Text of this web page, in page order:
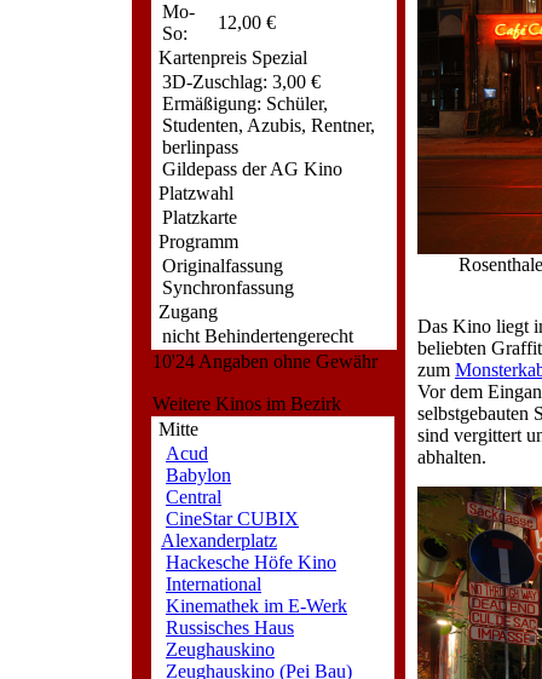
Mo-
So:
12,00 €
Kartenpreis Spezial
3D-Zuschlag: 3,00 €
Ermäßigung: Schüler,
Studenten, Azubis, Rentner,
berlinpass
Gildepass der AG Kino
Platzwahl
Platzkarte
Programm
Originalfassung
Synchronfassung
Zugang
nicht Behindertengerecht
10'24 Angaben ohne Gewähr
Weitere Kinos im Bezirk
Mitte
Acud
Babylon
Central
CineStar CUBIX
Alexanderplatz
Hackesche Höfe Kino
International
Kinemathek im E-Werk
Russisches Haus
Zeughauskino
Zeughauskino (Pei Bau)
Das Kino liegt
beliebten
zum
Vor dem
selbstgebauten
sind vergittert
abhalten.